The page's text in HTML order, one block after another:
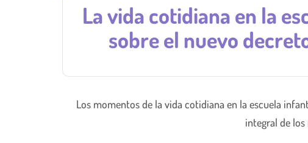
La vida cotidiana en la
sobre el nuevo
Los momentos de la vida cotidiana en la escuela
integral de los